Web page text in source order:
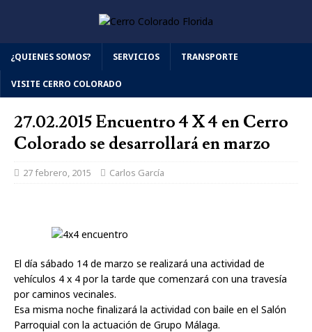
¿QUIENES SOMOS? SERVICIOS TRANSPORTE
VISITE CERRO COLORADO
27.02.2015 Encuentro 4 X 4 en Cerro
Colorado se desarrollará en marzo
27 febrero, 2015 Carlos García
El día sábado 14 de marzo se realizará una actividad de
vehículos 4 x 4 por la tarde que comenzará con una travesía
por caminos vecinales.
Esa misma noche finalizará la actividad con baile en el Salón
Parroquial con la actuación de Grupo Málaga.